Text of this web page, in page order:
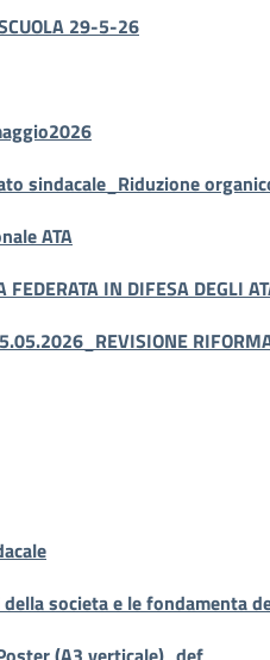
29-5-26
sindacale_Riduzione
ATA
FEDERATA IN DIFESA DEGLI
societa e le fondamenta